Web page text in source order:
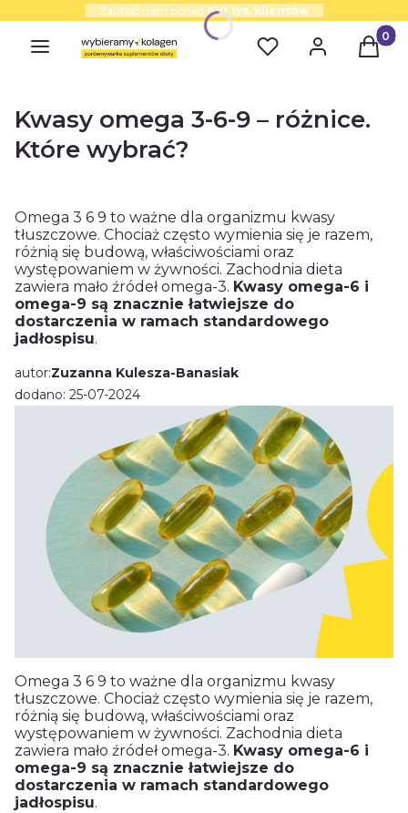
Zaufało nam ponad 100 tys. klientów
Kwasy omega 3-6-9 – różnice.
Które wybrać?
Omega 3 6 9 to ważne dla organizmu kwasy
tłuszczowe. Chociaż często wymienia się je razem,
różnią się budową, właściwościami oraz
występowaniem w żywności. Zachodnia dieta
zawiera mało źródeł omega-3. Kwasy omega-6 i
omega-9 są znacznie łatwiejsze do
dostarczenia w ramach standardowego
jadłospisu.
autor:Zuzanna Kulesza-Banasiak
dodano: 25-07-2024
Omega 3 6 9 to ważne dla organizmu kwasy
tłuszczowe. Chociaż często wymienia się je razem,
różnią się budową, właściwościami oraz
występowaniem w żywności. Zachodnia dieta
zawiera mało źródeł omega-3. Kwasy omega-6 i
omega-9 są znacznie łatwiejsze do
dostarczenia w ramach standardowego
jadłospisu.